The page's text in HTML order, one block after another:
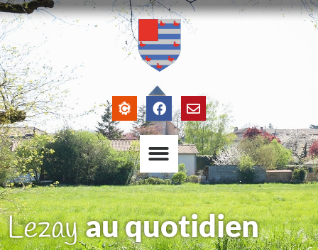
Lezayau quotidien